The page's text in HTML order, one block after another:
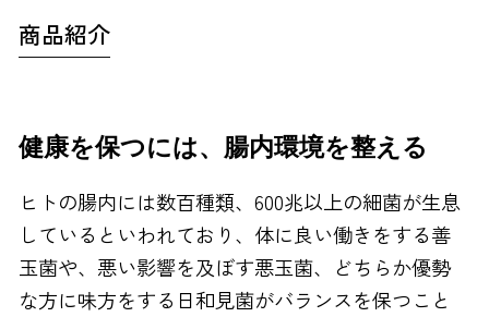
0120-810-130
24時間自動受付
商品紹介
健康を保つには、腸内環境を整える
ヒトの腸内には数百種類、600兆以上の細菌が生息
しているといわれており、体に良い働きをする善
玉菌や、悪い影響を及ぼす悪玉菌、どちらか優勢
な方に味方をする日和見菌がバランスを保つこと